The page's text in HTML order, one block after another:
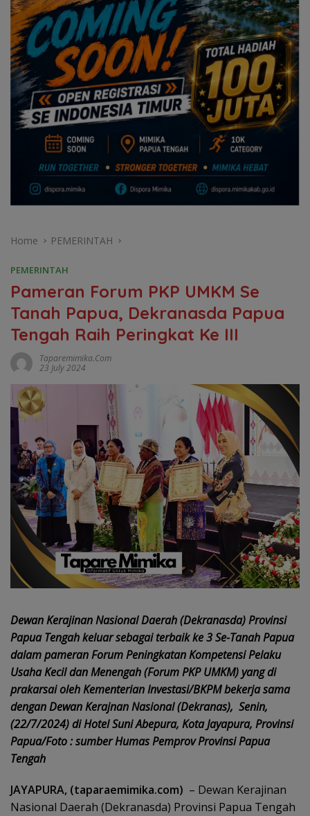
Home PEMERINTAH
PEMERINTAH
Pameran Forum PKP UMKM Se
Tanah Papua, Dekranasda Papua
Tengah Raih Peringkat Ke III
Taparemimika.com
23 July 2024
Dewan Kerajinan Nasional Daerah (Dekranasda) Provinsi
Papua Tengah keluar sebagai terbaik ke 3 Se-Tanah Papua
dalam pameran Forum Peningkatan Kompetensi Pelaku
Usaha Kecil dan Menengah (Forum PKP UMKM) yang di
prakarsai oleh Kementerian Investasi/BKPM bekerja sama
dengan Dewan Kerajnan Nasional (Dekranas), Senin,
(22/7/2024) di Hotel Suni Abepura, Kota Jayapura, Provinsi
Papua/Foto : sumber Humas Pemprov Provinsi Papua
Tengah
JAYAPURA, (taparaemimika.com) – Dewan Kerajinan
Nasional Daerah (Dekranasda) Provinsi Papua Tengah